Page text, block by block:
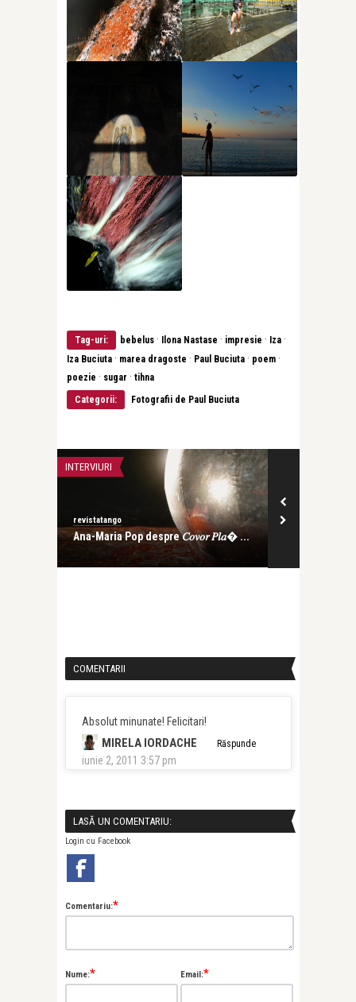
Tag-uri: bebelus · Ilona Nastase · impresie · Iza ·
Iza Buciuta · marea dragoste · Paul Buciuta · poem ·
poezie · sugar · tihna
Categorii:
Fotografii de Paul Buciuta
ADVERT
Alex Pub
Pătuțuri pentru copii din lemn sau
plastic? Diferențe ...
COMENTARII
Absolut minunate! Felicitari!
MIRELA IORDACHE
iunie 2, 2011 3:57 pm
Răspunde
LASĂ UN COMENTARIU:
Login cu Facebook
Comentariu:*
Nume:* Email:*